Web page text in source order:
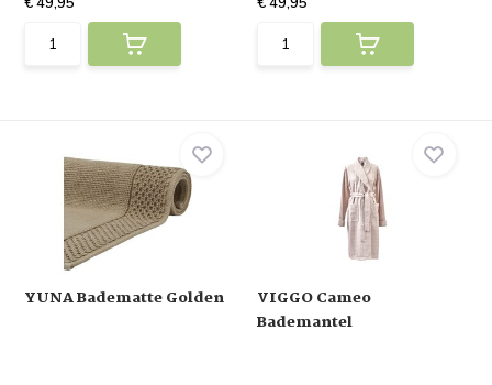
YUNA Badematte Golden
VIGGO Cameo
Bademantel